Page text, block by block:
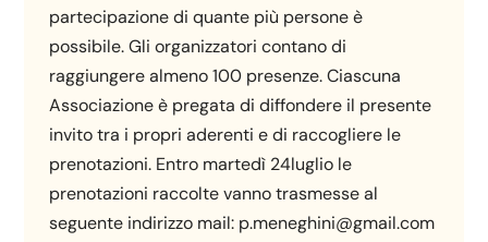
partecipazione di quante più persone è
possibile. Gli organizzatori contano di
raggiungere almeno 100 presenze. Ciascuna
Associazione è pregata di diffondere il presente
invito tra i propri aderenti e di raccogliere le
prenotazioni. Entro martedì 24luglio le
prenotazioni raccolte vanno trasmesse al
seguente indirizzo mail: p.meneghini@gmail.com